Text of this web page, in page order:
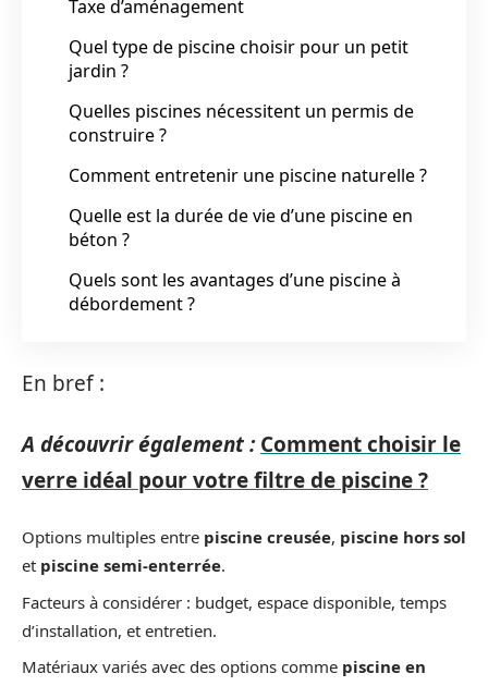
Taxe d’aménagement
Quel type de piscine choisir pour un petit
jardin ?
Quelles piscines nécessitent un permis de
construire ?
Comment entretenir une piscine naturelle ?
Quelle est la durée de vie d’une piscine en
béton ?
Quels sont les avantages d’une piscine à
débordement ?
En bref :
A découvrir également : Comment choisir le
verre idéal pour votre filtre de piscine ?
Options multiples entre piscine creusée, piscine hors sol
et piscine semi-enterrée.
Facteurs à considérer : budget, espace disponible, temps
d’installation, et entretien.
Matériaux variés avec des options comme piscine en